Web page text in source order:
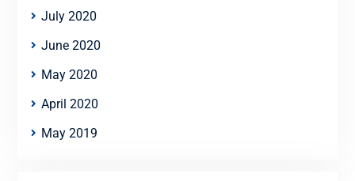
July 2020
June 2020
May 2020
April 2020
May 2019